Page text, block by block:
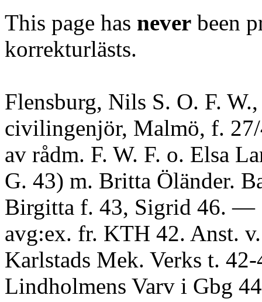
This page has never been
korrekturlästs.
Flensburg, Nils S. O. F. W.,
civilingenjör, Malmö, f.
av rådm. F. W. F. o. Elsa
G. 43) m. Britta Öländer.
Birgitta f. 43, Sigrid 46. —
avg:ex. fr. KTH 42. Anst.
Karlstads Mek. Verks t.
Lindholmens Varv i Gbg